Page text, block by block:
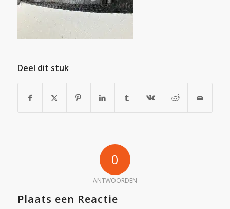
Deel dit stuk
0
ANTWOORDEN
Plaats een Reactie